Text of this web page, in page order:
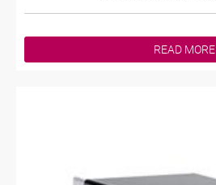
READ MORE